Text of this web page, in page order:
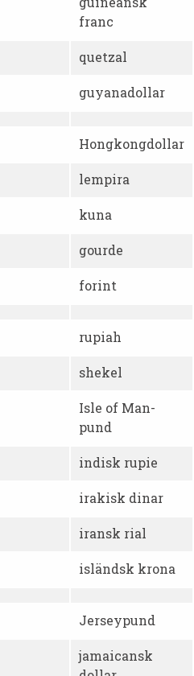
franc
quetzal
guyanadollar
Hongkongdollar
lempira
kuna
gourde
forint
rupiah
shekel
Isle of Man-
pund
indisk rupie
irakisk dinar
iransk rial
isländsk krona
Jerseypund
jamaicansk